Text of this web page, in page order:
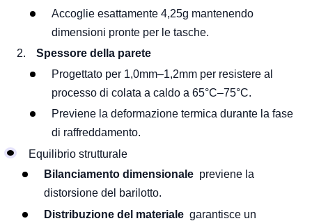
Accoglie esattamente 4,25g mantenendo
dimensioni pronte per le tasche.
Spessore della parete
Progettato per 1,0mm–1,2mm per resistere al
processo di colata a caldo a 65°C–75°C.
Previene la deformazione termica durante la fase
di raffreddamento.
Equilibrio strutturale
Bilanciamento dimensionale previene la
distorsione del barilotto.
Distribuzione del materiale garantisce un